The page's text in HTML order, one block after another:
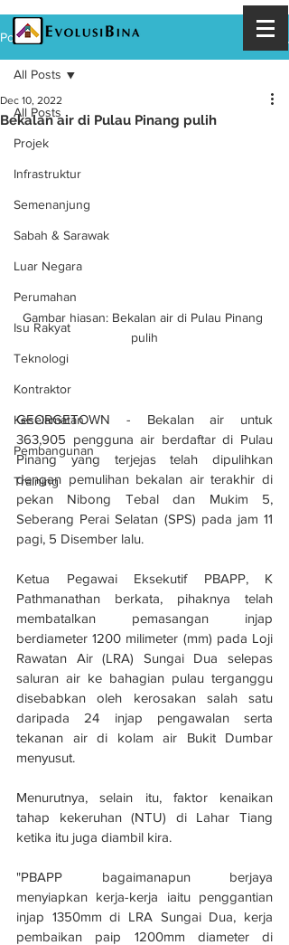
Post
All Posts
Projek
Infrastruktur
Semenanjung
Sabah & Sarawak
Luar Negara
Perumahan
Isu Rakyat
Teknologi
Kontraktor
Keselamatan
Pembangunan
Training
All Posts
Bekalan air di Pulau Pinang pulih
Dec 10, 2022
Gambar hiasan: Bekalan air di Pulau Pinang
pulih
GEORGETOWN - Bekalan air untuk
363,905 pengguna air berdaftar di Pulau
Pinang yang terjejas telah dipulihkan
dengan pemulihan bekalan air terakhir di
pekan Nibong Tebal dan Mukim 5,
Seberang Perai Selatan (SPS) pada jam 11
pagi, 5 Disember lalu.
Ketua Pegawai Eksekutif PBAPP, K
Pathmanathan berkata, pihaknya telah
membatalkan pemasangan injap
berdiameter 1200 milimeter (mm) pada Loji
Rawatan Air (LRA) Sungai Dua selepas
saluran air ke bahagian pulau terganggu
disebabkan oleh kerosakan salah satu
daripada 24 injap pengawalan serta
tekanan air di kolam air Bukit Dumbar
menyusut.
Menurutnya, selain itu, faktor kenaikan
tahap kekeruhan (NTU) di Lahar Tiang
ketika itu juga diambil kira.
"PBAPP bagaimanapun berjaya
menyiapkan kerja-kerja iaitu penggantian
injap 1350mm di LRA Sungai Dua, kerja
pembaikan paip 1200mm diameter di